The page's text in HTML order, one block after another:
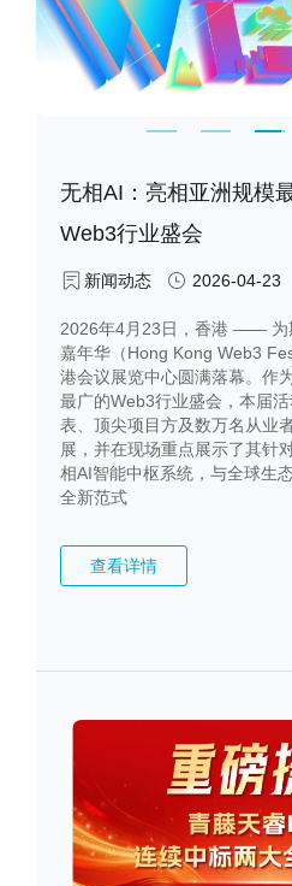
权威认可！青藤云安全
络安全报告推荐厂商，
新闻动态 2026-04-08
近日，国内权威网络安全研究
《中国（香港）网络安全竞争
在终端检测与响应领域的深厚
力，成功入选报告推荐产品，
商，再次彰显公司在香港及粤
的领先竞争力。